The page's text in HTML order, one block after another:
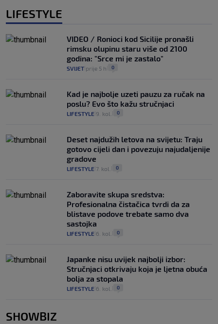
LIFESTYLE
VIDEO / Ronioci kod Sicilije pronašli
rimsku olupinu staru više od 2100
godina: "Srce mi je zastalo"
SVIJET prije 5 h 0
Kad je najbolje uzeti pauzu za ručak na
poslu? Evo što kažu stručnjaci
LIFESTYLE 9. kol. 0
Deset najdužih letova na svijetu: Traju
gotovo cijeli dan i povezuju najudaljenije
gradove
LIFESTYLE 7. kol. 0
Zaboravite skupa sredstva:
Profesionalna čistačica tvrdi da za
blistave podove trebate samo dva
sastojka
LIFESTYLE 6. kol. 0
Japanke nisu uvijek najbolji izbor:
Stručnjaci otkrivaju koja je ljetna obuća
bolja za stopala
LIFESTYLE 6. kol. 0
SHOWBIZ